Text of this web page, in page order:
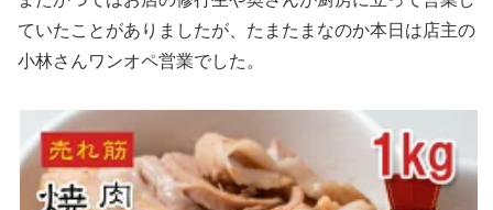
ていたことがありましたが、たまたまなのか本日は店主の
小林さんワンオペ営業でした。